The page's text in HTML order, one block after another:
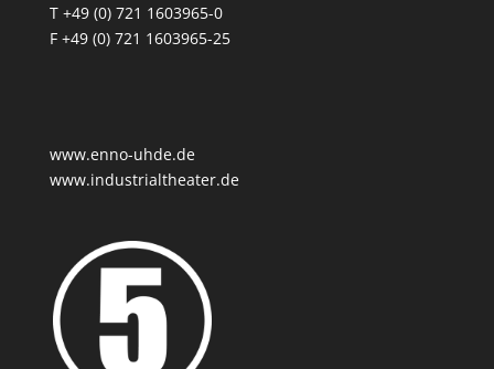
T +49 (0) 721 1603965-0
F +49 (0) 721 1603965-25
www.enno-uhde.de
www.industrialtheater.de